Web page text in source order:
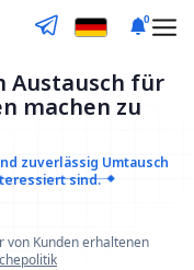
0
Austausch für
machen zu
zuverlässig Umtausch
sind.
von Kunden erhaltenen